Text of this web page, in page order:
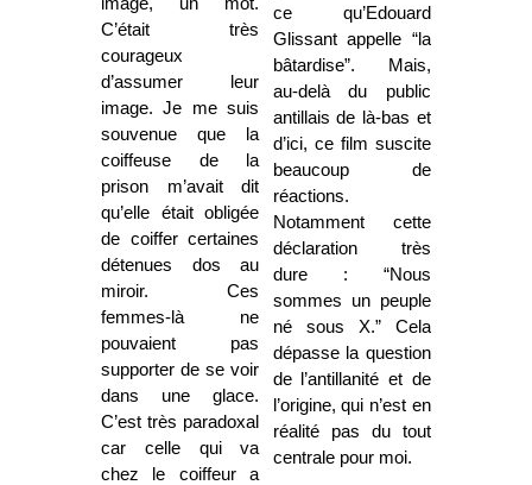
C’était très
courageux
d’assumer leur
image. Je me suis
souvenue que la
coiffeuse de la
prison m’avait dit
qu’elle était obligée
de coiffer certaines
détenues dos au
miroir. Ces
femmes-là ne
pouvaient pas
supporter de se voir
dans une glace.
C’est très paradoxal
car celle qui va
chez le coiffeur a
ce qu’Edouard
Glissant appelle “la
bâtardise”. Mais,
au-delà du public
antillais de là-bas et
d’ici, ce film suscite
beaucoup de
réactions.
Notamment cette
déclaration très
dure : “Nous
sommes un peuple
né sous X.” Cela
dépasse la question
de l’antillanité et de
l’origine, qui n’est en
réalité pas du tout
centrale pour moi.